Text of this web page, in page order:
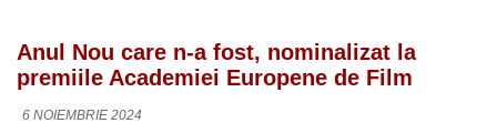
Anul Nou care n-a fost, nominalizat la
premiile Academiei Europene de Film
6 NOIEMBRIE 2024